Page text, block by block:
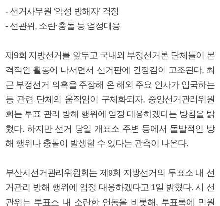
- 선거사무원 ‘악성 방해자’ 걱정
- 선관위, 소란·충돌 등 엄정대응
제9회 지방선거를 앞두고 국내외 부정선거론 단체들이 본
격적인 활동에 나서면서 선거판에 긴장감이 고조된다. 최
근 부정선거 의혹을 주장해 온 해외 주요 인사가 입국하는
등 관련 단체의 움직임이 구체화되자, 중앙선거관리위원
회는 투표 관리 방해 행위에 엄정 대응하겠다는 방침을 밝
혔다. 하지만 선거 당일 개표소 주변 등에서 돌발적인 방
해 행위나 충돌이 발생할 수 있다는 관측이 나온다.
부산시선거관리위원회는 제9회 지방선거의 투표소 내 선
거관리 방해 행위에 엄정 대응하겠다고 1일 밝혔다. 시 선
관위는 투표소 내 소란한 언동을 비롯해, 투표록에 민원